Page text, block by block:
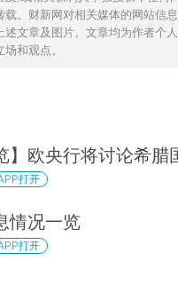
载。财新网对相关媒体的网站信
文章及图片。文章均为作者个人
和观点。
】欧央行将讨论希腊
打开
情况一览
打开